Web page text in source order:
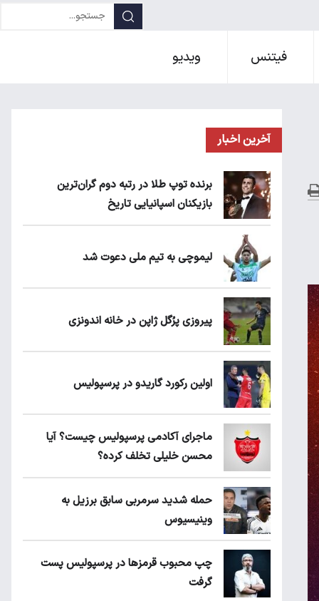
فیتنس ویدیو
آخرین اخبار
برنده توپ طلا در رتبه دوم گران‌ترین
بازیکنان اسپانیایی تاریخ
لیموچی به تیم ملی دعوت شد
پیروزی پرُگل ژاپن در خانه اندونزی
اولین رکورد گاریدو در پرسپولیس
ماجرای آکادمی پرسپولیس چیست؟ آیا
محسن خلیلی تخلف کرده؟
حمله شدید سرمربی سابق برزیل به
وینیسیوس
چپ محبوب قرمزها در پرسپولیس پست
گرفت